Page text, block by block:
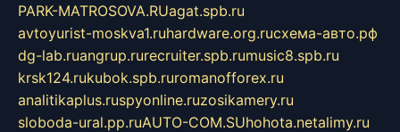
PARK-MATROSOVA.RUagat.spb.ru
avtoyurist-moskva1.ruhardware.org.ruсхема-авто.рф
dg-lab.ruangrup.rurecruiter.spb.rumusic8.spb.ru
krsk124.rukubok.spb.ruromanofforex.ru
analitikaplus.ruspyonline.ruzosikamery.ru
sloboda-ural.pp.ruAUTO-COM.SUhohota.netalimy.ru